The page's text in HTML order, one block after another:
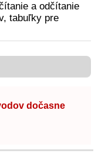
a odčítanie
tabuľky pre
dočasne